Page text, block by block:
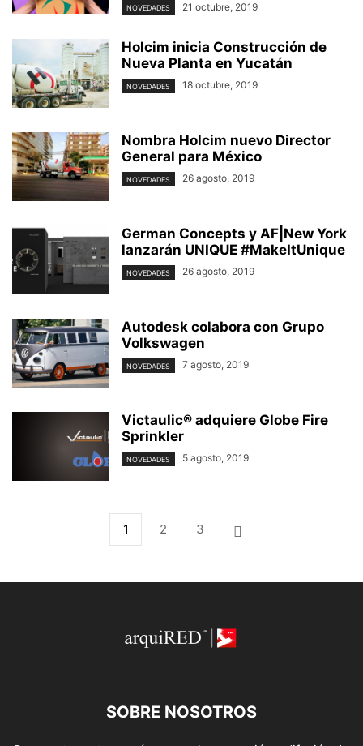
NOVEDADES 21 octubre, 2019
Holcim inicia Construcción de
Nueva Planta en Yucatán
NOVEDADES 18 octubre, 2019
Nombra Holcim nuevo Director
General para México
NOVEDADES 26 agosto, 2019
German Concepts y AF|New York
lanzarán UNIQUE #MakeItUnique
NOVEDADES 26 agosto, 2019
Autodesk colabora con Grupo
Volkswagen
NOVEDADES 7 agosto, 2019
Victaulic® adquiere Globe Fire
Sprinkler
NOVEDADES 5 agosto, 2019
1 2 3
SOBRE NOSOTROS